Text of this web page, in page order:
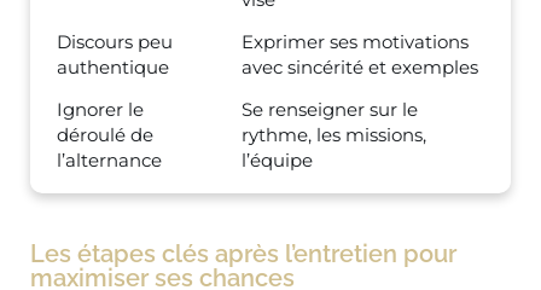
Discours peu
authentique
Exprimer ses motivations
avec sincérité et exemples
Ignorer le
déroulé de
l’alternance
Se renseigner sur le
rythme, les missions,
l’équipe
Les étapes clés après l’entretien pour
maximiser ses chances